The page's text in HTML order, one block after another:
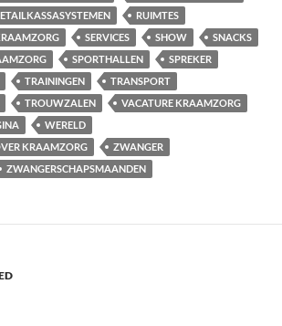
RUIMTES
SERVICES SHOW
SNACKS
SPORTHALLEN
SPREKER
TRAININGEN
TRANSPORT
TROUWZALEN
VACATURE KRAAMZORG
WERELD
KRAAMZORG
ZWANGER
ZWANGERSCHAPSMAANDEN